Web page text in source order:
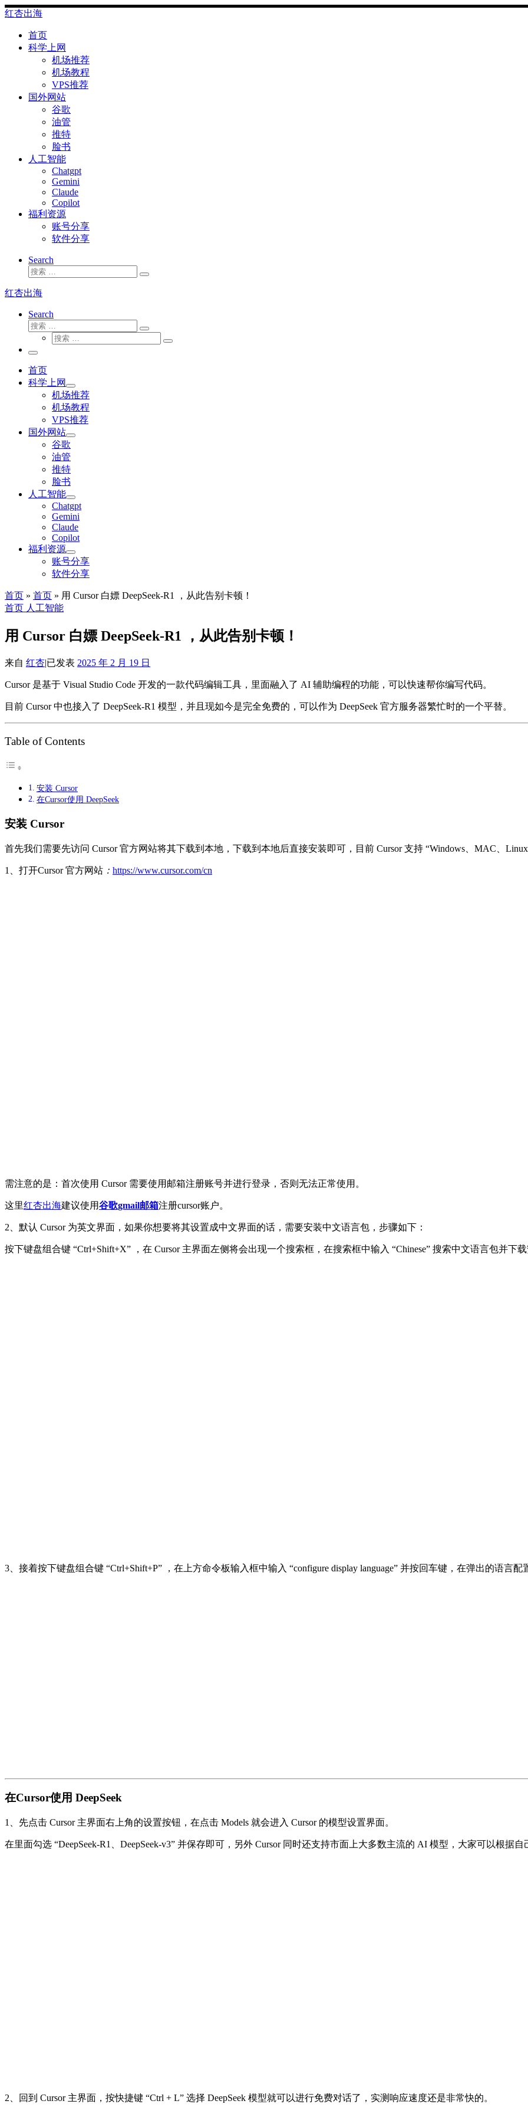
Skip
to
content
红杏出海
首页
科学上网
机场推荐
机场教程
VPS推荐
国外网站
谷歌
油管
推特
脸书
人工智能
Chatgpt
‎Gemini
Claude
Copilot
福利资源
账号分享
软件分享
Search
搜
搜
红杏出海
Search
搜
搜
索
搜
搜
主
菜
单
首页
科学上网
机场推荐
机场教程
VPS推荐
国外网站
谷歌
油管
推特
脸书
人工智能
Chatgpt
‎Gemini
Claude
Copilot
福利资源
账号分享
软件分享
首页 » 首页 » 用 Cursor 白嫖 DeepSeek-R1 ，从此告别卡顿！
首页 人工智能
用 Cursor 白嫖 DeepSeek-R1 ，从此告别卡顿！
来自 红杏|已发表 2025 年 2 月 19 日
Cursor 是基于 Visual Studio Code 开发的一款代码编辑工具，里面融入了 AI 辅助编程的功能，可以快速帮你编写代码。
目前 Cursor 中也接入了 DeepSeek-R1 模型，并且现如今是完全免费的，可以作为 DeepSeek 官方服务器繁忙时的一个平替。
Table of Contents
安装 Cursor
在Cursor使用 DeepSeek
安装 Cursor
首先我们需要先访问 Cursor 官方网站将其下载到本地，下载到本地后直接安装即可，目前 Cursor 支持 “Windows、MAC、
1、打开Cursor 官方网站 ： https://www.cursor.com/cn
需注意的是：首次使用 Cursor 需要使用邮箱注册账号并进行登录，否则无法正常使用。
这里红杏出海建议使用谷歌gmail邮箱注册cursor账户。
2、默认 Cursor 为英文界面，如果你想要将其设置成中文界面的话，需要安装中文语言包，步骤如下：
按下键盘组合键 “Ctrl+Shift+X” ，在 Cursor 主界面左侧将会出现一个搜索框，在搜索框中输入 “Chinese” 搜索中文语言包并下
3、接着按下键盘组合键 “Ctrl+Shift+P” ，在上方命令板输入框中输入 “configure display language” 并按回车键，在弹出的语言
在Cursor使用 DeepSeek
1、先点击 Cursor 主界面右上角的设置按钮，在点击 Models 就会进入 Cursor 的模型设置界面。
在里面勾选 “DeepSeek-R1、DeepSeek-v3” 并保存即可，另外 Cursor 同时还支持市面上大多数主流的 AI 模型，大家可以根据
2、回到 Cursor 主界面，按快捷键 “Ctrl + L” 选择 DeepSeek 模型就可以进行免费对话了，实测响应速度还是非常快的。